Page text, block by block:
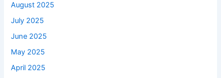
August 2025
July 2025
June 2025
May 2025
April 2025